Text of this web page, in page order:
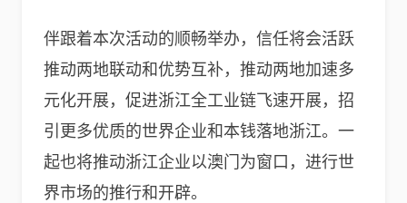
伴跟着本次活动的顺畅举办，信任将会活跃
推动两地联动和优势互补，推动两地加速多
元化开展，促进浙江全工业链飞速开展，招
引更多优质的世界企业和本钱落地浙江。一
起也将推动浙江企业以澳门为窗口，进行世
界市场的推行和开辟。